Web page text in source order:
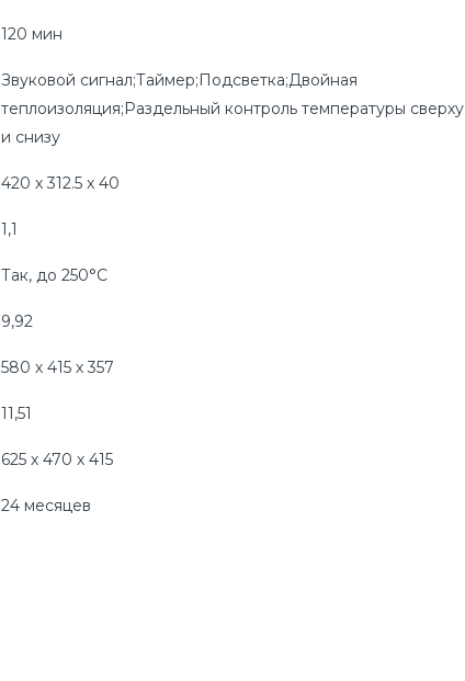
120 мин
Звуковой сигнал;Таймер;Подсветка;Двойная
теплоизоляция;Раздельный контроль температуры сверху
и снизу
420 х 312.5 x 40
1,1
Так, до 250°С
9,92
580 х 415 х 357
11,51
625 х 470 х 415
24 месяцев